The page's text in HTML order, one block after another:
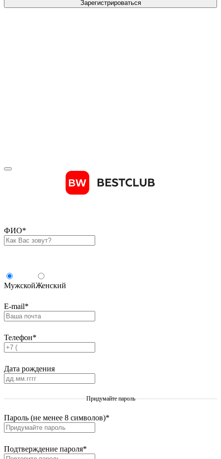
Зарегистрироваться
ФИО*
МужскойЖенский
E-mail*
Телефон*
Дата рождения
Придумайте пароль
Пароль (не менее 8 символов)*
Подтверждение пароля*